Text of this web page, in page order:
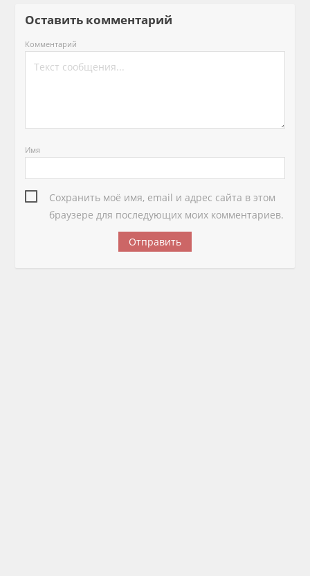
Оставить комментарий
Комментарий
Имя
Сохранить моё имя, email и адрес сайта в этом
браузере для последующих моих комментариев.